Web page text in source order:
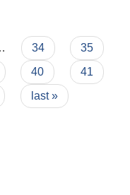
34
35
40
41
last »